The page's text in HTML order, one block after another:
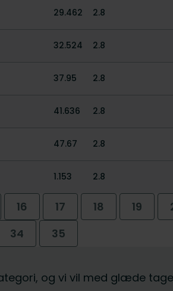
29.462 2.8
32.524 2.8
37.95 2.8
41.636 2.8
47.67 2.8
1.153 2.8
16 17 18 19
34 35
og vi vil med glæde